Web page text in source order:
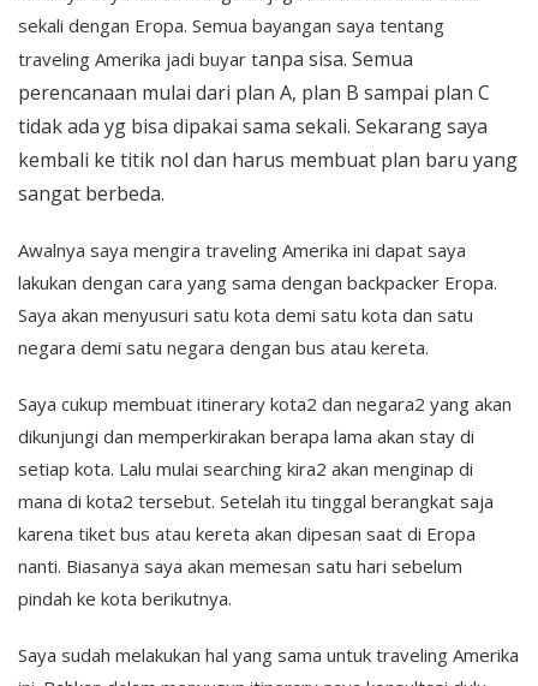
sekali dengan Eropa. Semua bayangan saya tentang
traveling Amerika jadi buyar tanpa sisa. Semua
perencanaan mulai dari plan A, plan B sampai plan C
tidak ada yg bisa dipakai sama sekali. Sekarang saya
kembali ke titik nol dan harus membuat plan baru yang
sangat berbeda.
Awalnya saya mengira traveling Amerika ini dapat saya
lakukan dengan cara yang sama dengan backpacker Eropa.
Saya akan menyusuri satu kota demi satu kota dan satu
negara demi satu negara dengan bus atau kereta.
Saya cukup membuat itinerary kota2 dan negara2 yang akan
dikunjungi dan memperkirakan berapa lama akan stay di
setiap kota. Lalu mulai searching kira2 akan menginap di
mana di kota2 tersebut. Setelah itu tinggal berangkat saja
karena tiket bus atau kereta akan dipesan saat di Eropa
nanti. Biasanya saya akan memesan satu hari sebelum
pindah ke kota berikutnya.
Saya sudah melakukan hal yang sama untuk traveling Amerika